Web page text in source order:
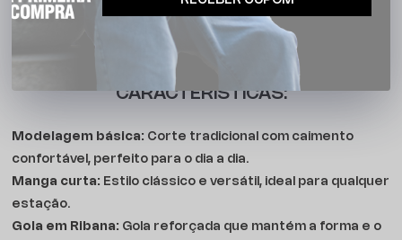
etiquetas personalizadas reforçam o cuidado nos
acabamentos. Ideal para quem vive o lifestyle urbano com
identidade, propósito e estilo.
CARACTERÍSTICAS:
Modelagem básica: Corte tradicional com caimento
confortável, perfeito para o dia a dia.
Manga curta: Estilo clássico e versátil, ideal para qualquer
estação.
Gola em Ribana: Gola reforçada que mantém a forma e o